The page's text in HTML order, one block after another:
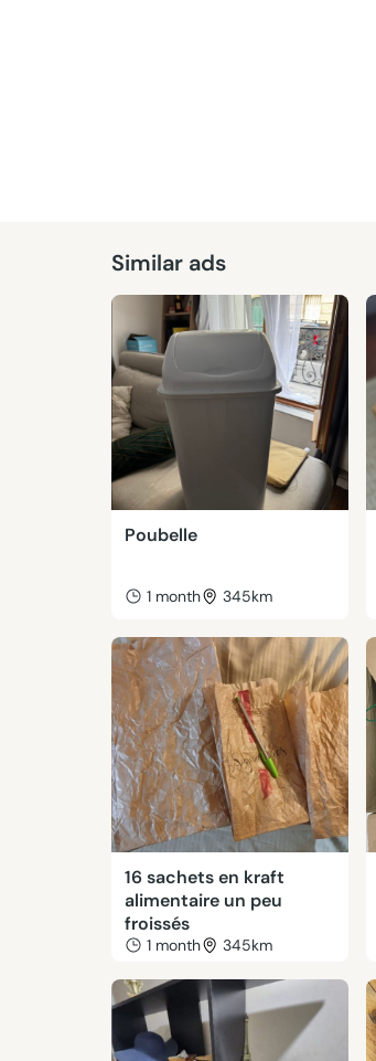
Similar ads
Poubelle
1 month 345km
16 sachets en kraft
alimentaire un peu
froissés
1 month 345km